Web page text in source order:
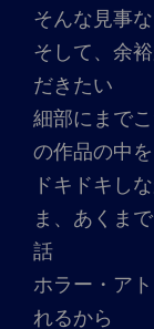
そんな見事
そして、余
だきたい
細部にまで
の作品の中を
ドキドキし
ま、あくま
話
ホラー・ア
れるから